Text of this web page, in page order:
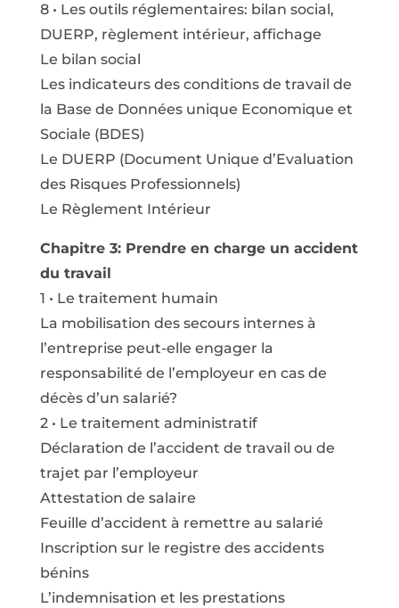
8 • Les outils réglementaires: bilan social,
DUERP, règlement intérieur, affichage
Le bilan social
Les indicateurs des conditions de travail de
la Base de Données unique Economique et
Sociale (BDES)
Le DUERP (Document Unique d’Evaluation
des Risques Professionnels)
Le Règlement Intérieur
Chapitre 3: Prendre en charge un accident
du travail
1 • Le traitement humain
La mobilisation des secours internes à
l’entreprise peut-elle engager la
responsabilité de l’employeur en cas de
décès d’un salarié?
2 • Le traitement administratif
Déclaration de l’accident de travail ou de
trajet par l’employeur
Attestation de salaire
Feuille d’accident à remettre au salarié
Inscription sur le registre des accidents
bénins
L’indemnisation et les prestations